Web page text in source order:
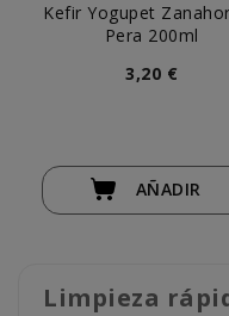
Kefir Yogupet
Pera 200ml
3,20 €
AÑADIR
Limpieza